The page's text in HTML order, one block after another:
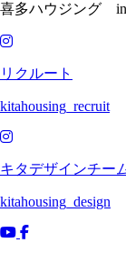
喜多ハウジング
リクルート
kitahousing_recruit
キタデザインチー
kitahousing_design